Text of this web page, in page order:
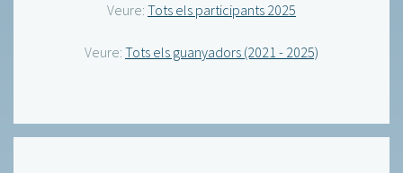
Veure: Tots els participants 2025
Veure: Tots els guanyadors (2021 - 2025)